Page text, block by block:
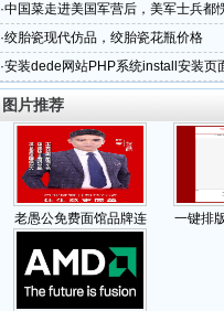
·中国菜走进美国军营后，美军士兵都
呼太好吃了
·绞胎瓷现代仿品，绞胎瓷花瓶价格
·安装dede网站PHP系统install安装页
图片推荐
老愚公免费面馆品牌连 一键排